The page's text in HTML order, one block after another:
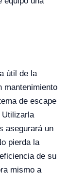
útil de la
mantenimiento
de escape
asegurará un
pierda la
de su
mismo a